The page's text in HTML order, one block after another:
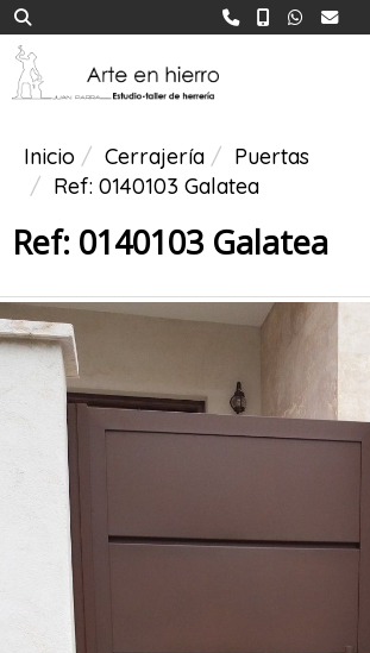
Inicio Cerrajería
Puertas
Ref: 0140103 Galatea
Ref: 0140103 Galatea